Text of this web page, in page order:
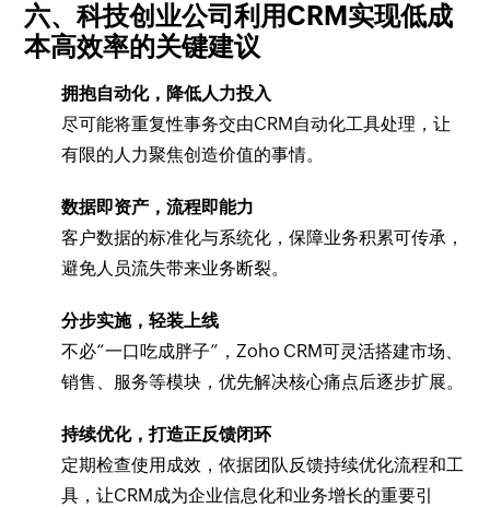
六、科技创业公司利用CRM实现低成
本高效率的关键建议
拥抱自动化，降低人力投入
尽可能将重复性事务交由CRM自动化工具处理，让
有限的人力聚焦创造价值的事情。
数据即资产，流程即能力
客户数据的标准化与系统化，保障业务积累可传承，
避免人员流失带来业务断裂。
分步实施，轻装上线
不必“一口吃成胖子”，Zoho CRM可灵活搭建市场、
销售、服务等模块，优先解决核心痛点后逐步扩展。
持续优化，打造正反馈闭环
定期检查使用成效，依据团队反馈持续优化流程和工
具，让CRM成为企业信息化和业务增长的重要引